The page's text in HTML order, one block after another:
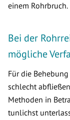
einem Rohrbruch.
Bei der
mögliche
Für die
schlecht
Methoden in
tunlichst